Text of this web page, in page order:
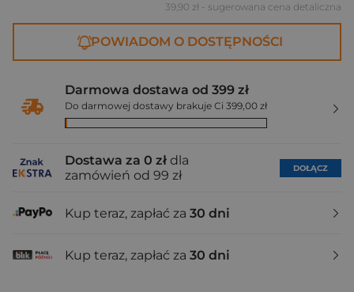
39,90 zł - sugerowana cena detaliczna
POWIADOM O DOSTĘPNOŚCI
Darmowa dostawa od 399 zł
Do darmowej dostawy brakuje Ci 399,00 zł
Dostawa za 0 zł dla
zamówień od 99 zł
DOŁĄCZ
Kup teraz, zapłać za 30 dni
Kup teraz, zapłać za 30 dni